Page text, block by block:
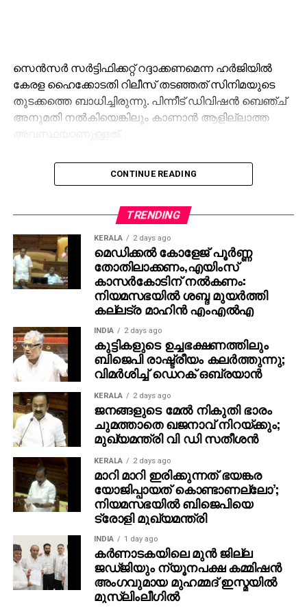
സെന്‍സര്‍ സര്‍ട്ടിഫിക്കറ്റ് റദ്ദാക്കണമെന്ന ഹര്‍ജിയില്‍
കേരള ഹൈക്കോടതി റിലീസ് തടഞ്ഞത് സിനിമയുടെ
തുടക്കത്തെ ബാധിച്ചിരുന്നു. പിന്നീട് ഡിവിഷന്‍ ബെഞ്ച്
അനുമതി നല്‍കിയെങ്കിലും കാണാന്‍ ആളില്ലാത്ത
CONTINUE READING
TRENDING
KERALA 2 days ago
മെഡിക്കൽ കോളേജ് പൂർണ്ണ
തോതിലാക്കണം,എയിംസ്
കാസർകോടിന് നൽകണം:
നിയമസഭയിൽ ശബ്ദ മുയർത്തി
കല്ലട്ര മാഹിൻ എംഎൽഎ
INDIA 2 days ago
കുട്ടികളുടെ ഉച്ചഭക്ഷണത്തിലും
ബിജെപി രാഷ്ട്രീയം കലര്‍ത്തുന്നു;
വിമര്‍ശിച്ച് ഡെറക് ഒബ്രയാന്‍
KERALA 2 days ago
ജനങ്ങളുടെ മേല്‍ നികുതി ഭാരം
ചുമത്താതെ ഖജനാവ് നിറയ്ക്കും;
മുഖ്യമന്ത്രി വി ഡി സതീശൻ
KERALA 2 days ago
മാറി മാറി ഇരിക്കുന്നത് ഭയങ്കര
യോജിപ്പായത് കൊണ്ടാണല്ലോ’;
നിയമസഭയില്‍ ബിജെപിയെ
ട്രോളി മുഖ്യമന്ത്രി
INDIA 1 day ago
കര്‍ണാടകയിലെ മുന്‍ ജില്ല
ജഡ്ജിയും ന്യൂനപക്ഷ കമ്മിഷന്‍
അംഗവുമായ മുഹമ്മദ് ഇസ്മയില്‍
മുസ്ലിംലീഗില്‍